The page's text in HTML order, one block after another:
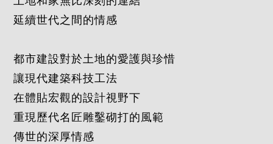
延續世代之間的情感
都市建設對於土地的愛護與珍惜
讓現代建築科技工法
在體貼宏觀的設計視野下
重現歷代名匠雕鑿砌打的風範
傳世的深厚情感